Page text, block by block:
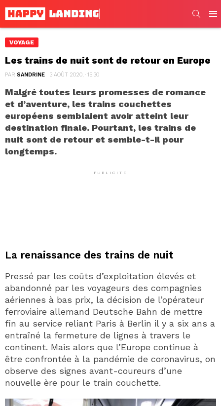
VOYAGE
Les trains de nuit sont de retour en Europe
PAR SANDRINE 3 AOÛT 2020, · 15:30
Malgré toutes leurs promesses de romance
et d’aventure, les trains couchettes
européens semblaient avoir atteint leur
destination finale. Pourtant, les trains de
nuit sont de retour et semble-t-il pour
longtemps.
PUBLICITÉ
La renaissance des trains de nuit
Pressé par les coûts d’exploitation élevés et
abandonné par les voyageurs des compagnies
aériennes à bas prix, la décision de l’opérateur
ferroviaire allemand Deutsche Bahn de mettre
fin au service reliant Paris à Berlin il y a six ans a
entraîné la fermeture de lignes à travers le
continent. Mais alors que l’Europe continue à
être confrontée à la pandémie de coronavirus, on
observe des signes avant-coureurs d’une
nouvelle ère pour le train couchette.